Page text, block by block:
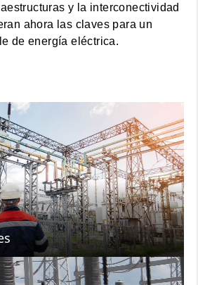
y la interconectividad
ahora las claves para un
de energía eléctrica.